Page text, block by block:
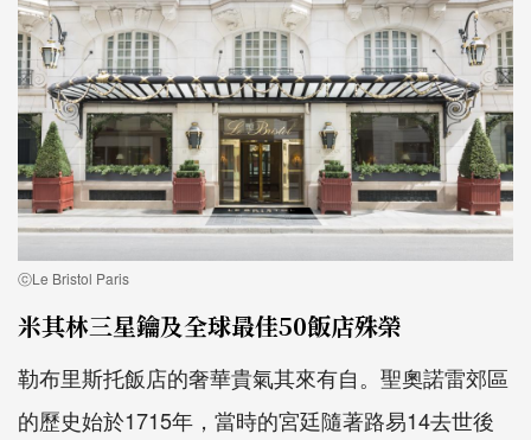
ⓒLe Bristol Paris
米其林三星鑰及全球最佳50飯店殊榮
勒布里斯托飯店的奢華貴氣其來有自。聖奧諾雷郊區
的歷史始於1715年，當時的宮廷隨著路易14去世後